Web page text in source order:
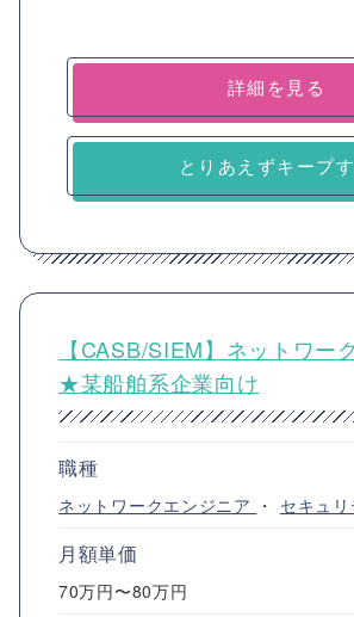
詳細を見る
とりあえずキープ
【CASB/SIEM】ネットワー
★某船舶系企業向け
職種
ネットワークエンジニア ・ セキュ
月額単価
70万円〜80万円